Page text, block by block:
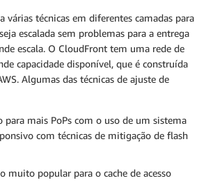
várias técnicas em diferentes camadas para
escalada sem problemas para a entrega
escala. O CloudFront tem uma rede de
capacidade disponível, que é construída
Algumas das técnicas de ajuste de
para mais PoPs com o uso de um sistema
com técnicas de mitigação de flash
muito popular para o cache de acesso